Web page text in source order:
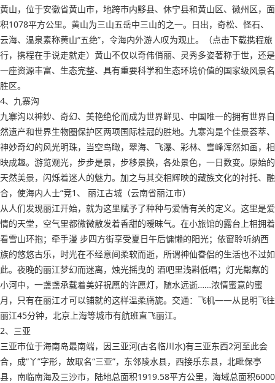
黄山，位于安徽省黄山市，地跨市内黟县、休宁县和黄山区、徽州区，面
积1078平方公里。黄山为三山五岳中三山的之一。日出，奇松、怪石、
云海、温泉素称黄山“五绝”，令海内外游人叹为观止。（点击下载携程旅
行，携程在手说走就走）黄山不仅以奇伟俏丽、灵秀多姿著称于世，还是
一座资源丰富、生态完整、具有重要科学和生态环境价值的国家级风景名
胜区。
4、九寨沟
九寨沟以神妙、奇幻、美艳绝伦而成为世界鲜见、中国唯一的拥有世界自
然遗产和世界生物圈保护区两项国际桂冠的胜地。九寨沟是个佳景荟萃、
神妙奇幻的风光明珠，当空鸟瞰，翠海、飞瀑、彩林、雪峰浑然如画，相
映成趣。游览观光，步步是景，步移景换，各处景色，一日数变。原始的
天然美景，闪烁着迷人的魅力。加之与其交相辉映的藏族文化的衬托、融
合，使海内人士“竞1、 丽江古城（云南省丽江市）
从人们发现丽江开始，就为这里赋予了种种与爱情有关的定义。这里是爱
情的天堂，空气里都微微散发着香甜的暧昧气。在小旅馆的露台上相拥着
看雪山环抱；牵手漫 步四方街享受夏日午后慵懒的阳光；依窗聆听纳西
族的悠悠古乐，时光在不经意间柔软而逝，所谓神仙眷侣的生活也不过如
此。夜晚的丽江梦幻而迷离，烛光摇曳的 酒吧里浅斟低唱；灯光粼粼的
小河中，一盏盏承载着美好祝愿的许愿灯，随水远逝……浓情蜜意的蜜
月，只有在丽江才可以铺就的这样温柔旖旎。交通：飞机——从昆明飞往
丽江45分钟，北京上海等城市有航班直飞丽江。
2、三亚
三亚市位于海南岛最南端，因三亚河(古名临川水)有三亚东西2河至此会
合，成“丫”字形，故取名“三亚”，东邻陵水县，西接乐东县，北毗保亭
县，南临南海及三沙市，陆地总面积1919.58平方公里，海域总面积6000